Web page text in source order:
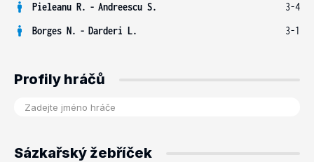
Pieleanu R. - Andreescu S.
3-4
Borges N. - Darderi L. 3-1
Profily hráčů
Sázkařský žebříček